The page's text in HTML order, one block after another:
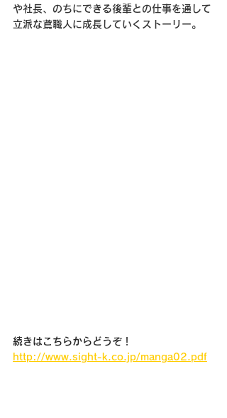
や社長、のちにできる後輩との仕事を通して
立派な鳶職人に成長していくストーリー。
続きはこちらからどうぞ！
http://www.sight-k.co.jp/manga02.pdf